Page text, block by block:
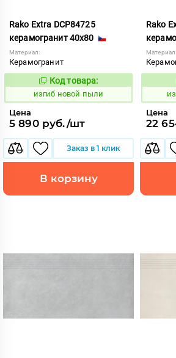
Rako Extra DCP84725
керамогранит 40x80
Материал:
Керамогранит
570701
Код товара:
изгиб новой пыли
Цена
5 890 руб./шт
Заказ в 1 клик
В корзину
Rako
Материал:
Цена
22